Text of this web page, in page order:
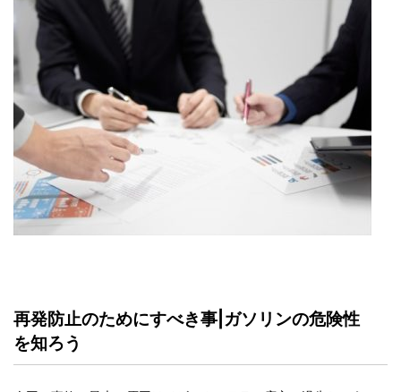
再発防止のためにすべき事|ガソリンの危険性
を知ろう